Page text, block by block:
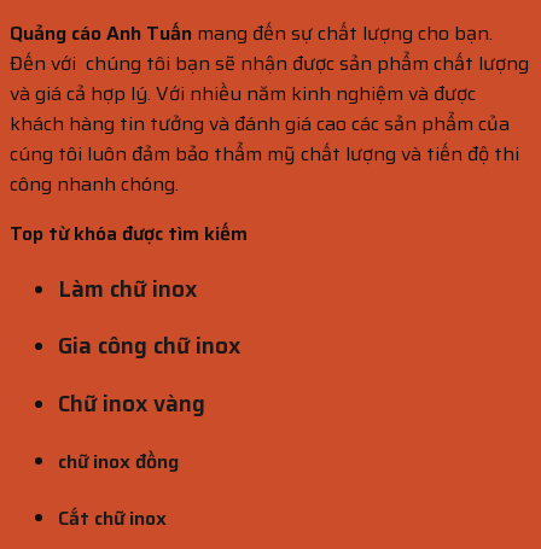
Quảng cáo Anh Tuấn mang đến sự chất lượng cho bạn.
Đến với chúng tôi bạn sẽ nhận được sản phẩm chất lượng
và giá cả hợp lý. Với nhiều năm kinh nghiệm và được
khách hàng tin tưởng và đánh giá cao các sản phẩm của
cúng tôi luôn đảm bảo thẩm mỹ chất lượng và tiến độ thi
công nhanh chóng.
Top từ khóa được tìm kiếm
Làm chữ inox
Gia công chữ inox
Chữ inox vàng
chữ inox đồng
Cắt chữ inox